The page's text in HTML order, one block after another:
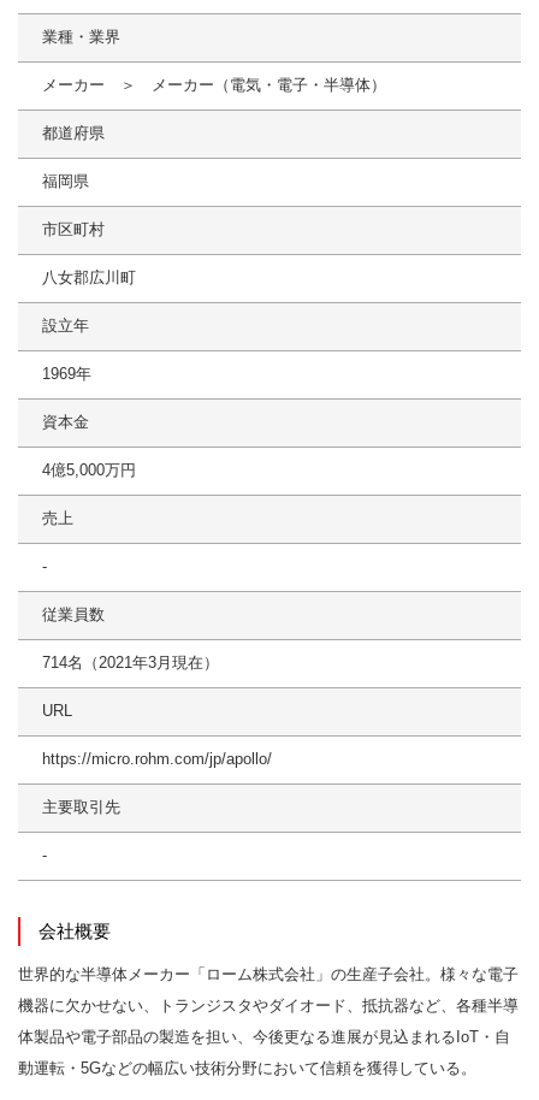
業種・業界
メーカー ＞ メーカー（電気・電子・半導体）
都道府県
福岡県
市区町村
八女郡広川町
設立年
1969年
資本金
4億5,000万円
売上
‐
従業員数
714名（2021年3月現在）
URL
https://micro.rohm.com/jp/apollo/
主要取引先
-
会社概要
世界的な半導体メーカー「ローム株式会社」の生産子会社。様々な電子
機器に欠かせない、トランジスタやダイオード、抵抗器など、各種半導
体製品や電子部品の製造を担い、今後更なる進展が見込まれるIoT・自
動運転・5Gなどの幅広い技術分野において信頼を獲得している。